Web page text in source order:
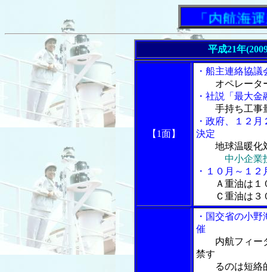
「内航海運新
平成21年
【1面】
・船主連絡協
オペレータ
・社説「最大
手持ち工事
・政府、１２
決定
地球温暖化
中小企業
・１０月～１
Ａ重油は
Ｃ重油は３０
・国交省の小
催
内航フィー
禁す
るのは短絡